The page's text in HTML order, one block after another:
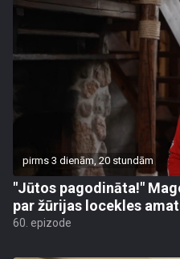
pirms 3 dienām, 20 stundām
"Jūtos pagodināta!"
par žūrijas locekles
60. epizode